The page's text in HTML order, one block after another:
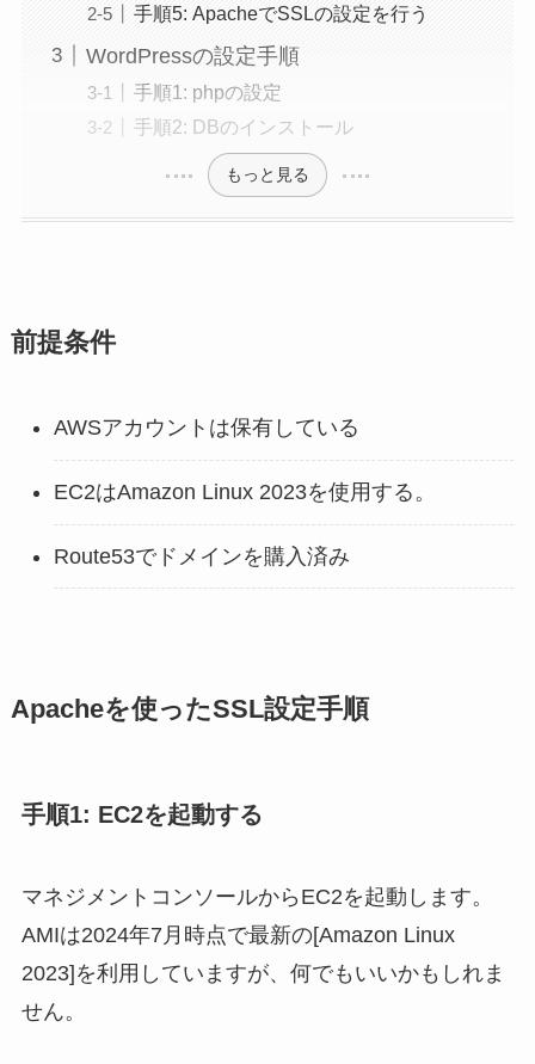
手順5: ApacheでSSLの設定を行う
WordPressの設定手順
手順1: phpの設定
手順2: DBのインストール
もっと見る
前提条件
AWSアカウントは保有している
EC2はAmazon Linux 2023を使用する。
Route53でドメインを購入済み
Apacheを使ったSSL設定手順
手順1: EC2を起動する
マネジメントコンソールからEC2を起動します。
AMIは2024年7月時点で最新の[Amazon Linux
2023]を利用していますが、何でもいいかもしれま
せん。